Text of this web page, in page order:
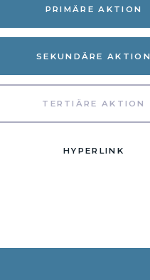
PRIMÄRE AKTION
SEKUNDÄRE AKTION
TERTIÄRE AKTION
HYPERLINK